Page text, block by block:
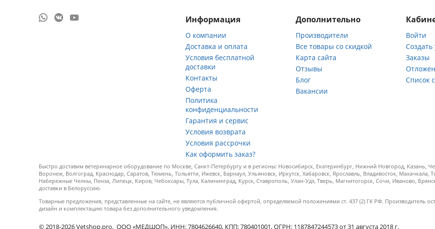
Информация
О компании
Доставка и оплата
Условия бесплатной
доставки
Контакты
Оферта
Политика
конфиденциальности
Гарантия и сервис
Условия возврата
Условия рассрочки
Как оформить заказ?
Дополнительно
Производители
Все товары со скидкой
Карта сайта
Отзывы
Блог
Вакансии
Войти
Заказы
Список
Быстро доставим ветеринарное оборудование по Москве, Санкт-Петербургу и в регионы: Новосибирск, Екатеринбург, Нижний Новгород, Казань,
Воронеж, Волгоград, Краснодар, Саратов, Тюмень, Тольятти, Ижевск, Барнаул, Ульяновск, Иркутск, Хабаровск, Ярославль, Владивосток,
Набережные Челны, Пенза, Липецк, Киров, Чебоксары, Тула, Калининград, Курск, Ставрополь, Улан-Удэ, Тверь, Магнитогорск, Сочи, Иваново,
доставки в Белоруссию.
Товарные предложения, представленные на сайте, не являются публичной офертой, определяемой положениями ст. 437 (2) ГК РФ. Производитель
дизайн и комплектацию товара без дополнительного уведомления.
© 2018-2026 Vetshop.pro. ООО «МЕДШОП», ИНН: 7804626640, КПП: 780401001, ОГРН: 1187847244573 от 31 августа 2018 г.